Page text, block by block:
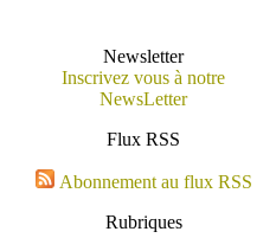
Newsletter
Inscrivez vous à notre
NewsLetter
Flux RSS
Abonnement au flux RSS
Rubriques